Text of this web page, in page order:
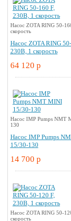
Насос ZOTA RING 50-
скорость
Насос ZOTA RING
230В, 1 скорость
64 120 p
Насос IMP Pumps NMT
130
Насос IMP Pumps
15/30-130
14 700 p
Насос ZOTA RING 50-
скорость